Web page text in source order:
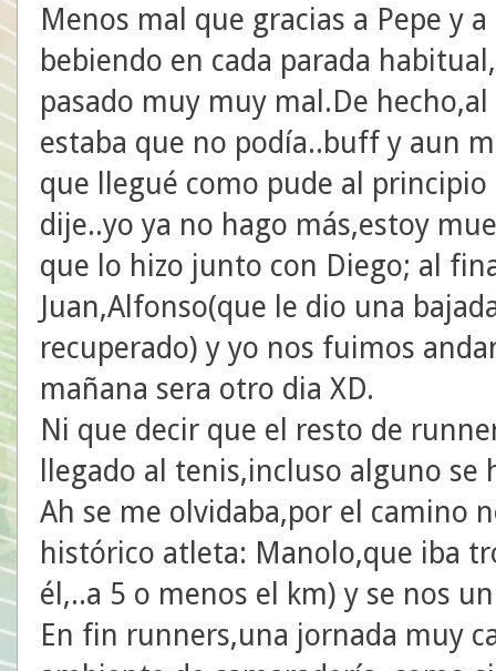
Menos mal que gracias a Pepe y
bebiendo en cada parada
pasado muy muy mal.De
estaba que no podía..buff y aun
que llegué como pude al
dije..yo ya no hago más,estoy
que lo hizo junto con Diego; al
Juan,Alfonso(que le dio una
recuperado) y yo nos fuimos
mañana sera otro dia XD.
Ni que decir que el resto de
llegado al tenis,incluso alguno
Ah se me olvidaba,por el camino
histórico atleta: Manolo,que iba
él,..a 5 o menos el km) y se nos
En fin runners,una jornada muy